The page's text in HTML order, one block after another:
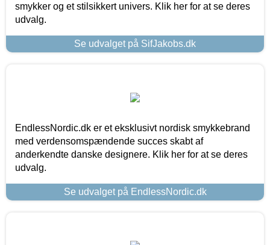
smykker og et stilsikkert univers. Klik her for at se deres
udvalg.
Se udvalget på SifJakobs.dk
EndlessNordic.dk er et eksklusivt nordisk smykkebrand
med verdensomspændende succes skabt af
anderkendte danske designere. Klik her for at se deres
udvalg.
Se udvalget på EndlessNordic.dk